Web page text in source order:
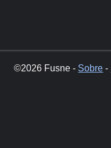
©2026 Fusne - Sobre -